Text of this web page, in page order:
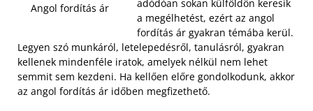
Angol fordítás ár
adódóan sokan külföldön keresik
a megélhetést, ezért az angol
fordítás ár gyakran témába kerül.
Legyen szó munkáról, letelepedésről, tanulásról, gyakran
kellenek mindenféle iratok, amelyek nélkül nem lehet
semmit sem kezdeni. Ha kellően előre gondolkodunk, akkor
az angol fordítás ár időben megfizethető.